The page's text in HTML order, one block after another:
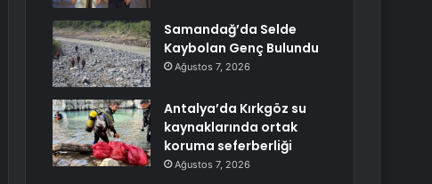
Samandağ’da Selde
Kaybolan Genç Bulundu
Ağustos 7, 2026
Antalya’da Kırkgöz su
kaynaklarında ortak
koruma seferberliği
Ağustos 7, 2026